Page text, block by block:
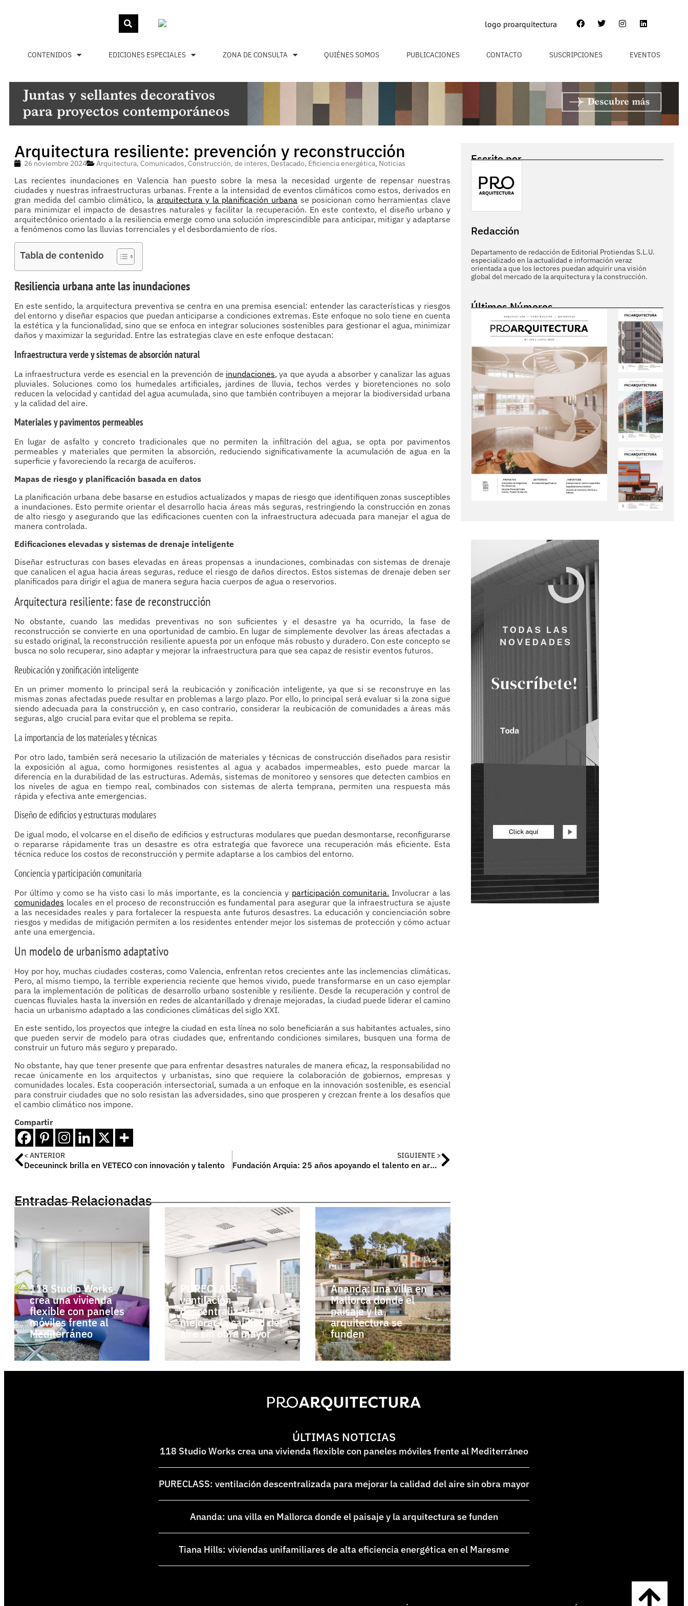
CONTENIDOS EDICIONES ESPECIALES ZONA DE CONSULTA QUIÉNES SOMOS PUBLICACIONES CONTACTO SUSCRIPCIONES EVENTOS
Arquitectura resiliente: prevención y reconstrucción
26 noviembre 2024 Arquitectura, Comunicados, Construcción, de interes, Destacado, Eficiencia energética, Noticias
Las recientes inundaciones en Valencia han puesto sobre la mesa la necesidad urgente de repensar nuestras
ciudades y nuestras infraestructuras urbanas. Frente a la intensidad de eventos climáticos como estos, derivados en
gran medida del cambio climático, la arquitectura y la planificación urbana se posicionan como herramientas clave
para minimizar el impacto de desastres naturales y facilitar la recuperación. En este contexto, el diseño urbano y
arquitectónico orientado a la resiliencia emerge como una solución imprescindible para anticipar, mitigar y adaptarse
a fenómenos como las lluvias torrenciales y el desbordamiento de ríos.
Tabla de contenido
Resiliencia urbana ante las inundaciones
En este sentido, la arquitectura preventiva se centra en una premisa esencial: entender las características y riesgos
del entorno y diseñar espacios que puedan anticiparse a condiciones extremas. Este enfoque no solo tiene en cuenta
la estética y la funcionalidad, sino que se enfoca en integrar soluciones sostenibles para gestionar el agua, minimizar
daños y maximizar la seguridad. Entre las estrategias clave en este enfoque destacan:
Infraestructura verde y sistemas de absorción natural
La infraestructura verde es esencial en la prevención de inundaciones, ya que ayuda a absorber y canalizar las aguas
pluviales. Soluciones como los humedales artificiales, jardines de lluvia, techos verdes y bioretenciones no solo
reducen la velocidad y cantidad del agua acumulada, sino que también contribuyen a mejorar la biodiversidad urbana
y la calidad del aire.
Materiales y pavimentos permeables
En lugar de asfalto y concreto tradicionales que no permiten la infiltración del agua, se opta por pavimentos
permeables y materiales que permiten la absorción, reduciendo significativamente la acumulación de agua en la
superficie y favoreciendo la recarga de acuíferos.
Mapas de riesgo y planificación basada en datos
La planificación urbana debe basarse en estudios actualizados y mapas de riesgo que identifiquen zonas susceptibles
a inundaciones. Esto permite orientar el desarrollo hacia áreas más seguras, restringiendo la construcción en zonas
de alto riesgo y asegurando que las edificaciones cuenten con la infraestructura adecuada para manejar el agua de
manera controlada.
Edificaciones elevadas y sistemas de drenaje inteligente
Diseñar estructuras con bases elevadas en áreas propensas a inundaciones, combinadas con sistemas de drenaje
que canalicen el agua hacia áreas seguras, reduce el riesgo de daños directos. Estos sistemas de drenaje deben ser
planificados para dirigir el agua de manera segura hacia cuerpos de agua o reservorios.
Arquitectura resiliente: fase de reconstrucción
No obstante, cuando las medidas preventivas no son suficientes y el desastre ya ha ocurrido, la fase de
reconstrucción se convierte en una oportunidad de cambio. En lugar de simplemente devolver las áreas afectadas a
su estado original, la reconstrucción resiliente apuesta por un enfoque más robusto y duradero. Con este concepto se
busca no solo recuperar, sino adaptar y mejorar la infraestructura para que sea capaz de resistir eventos futuros.
Reubicación y zonificación inteligente
En un primer momento lo principal será la reubicación y zonificación inteligente, ya que si se reconstruye en las
mismas zonas afectadas puede resultar en problemas a largo plazo. Por ello, lo principal será evaluar si la zona sigue
siendo adecuada para la construcción y, en caso contrario, considerar la reubicación de comunidades a áreas más
seguras, algo crucial para evitar que el problema se repita.
La importancia de los materiales y técnicas
Por otro lado, también será necesario la utilización de materiales y técnicas de construcción diseñados para resistir
la exposición al agua, como hormigones resistentes al agua y acabados impermeables, esto puede marcar la
diferencia en la durabilidad de las estructuras. Además, sistemas de monitoreo y sensores que detecten cambios en
los niveles de agua en tiempo real, combinados con sistemas de alerta temprana, permiten una respuesta más
rápida y efectiva ante emergencias.
Diseño de edificios y estructuras modulares
De igual modo, el volcarse en el diseño de edificios y estructuras modulares que puedan desmontarse, reconfigurarse
o repararse rápidamente tras un desastre es otra estrategia que favorece una recuperación más eficiente. Esta
técnica reduce los costos de reconstrucción y permite adaptarse a los cambios del entorno.
Conciencia y participación comunitaria
Por último y como se ha visto casi lo más importante, es la conciencia y participación comunitaria. Involucrar a las
comunidades locales en el proceso de reconstrucción es fundamental para asegurar que la infraestructura se ajuste
a las necesidades reales y para fortalecer la respuesta ante futuros desastres. La educación y concienciación sobre
riesgos y medidas de mitigación permiten a los residentes entender mejor los sistemas de protección y cómo actuar
ante una emergencia.
Un modelo de urbanismo adaptativo
Hoy por hoy, muchas ciudades costeras, como Valencia, enfrentan retos crecientes ante las inclemencias climáticas.
Pero, al mismo tiempo, la terrible experiencia reciente que hemos vivido, puede transformarse en un caso ejemplar
para la implementación de políticas de desarrollo urbano sostenible y resiliente. Desde la recuperación y control de
cuencas fluviales hasta la inversión en redes de alcantarillado y drenaje mejoradas, la ciudad puede liderar el camino
hacia un urbanismo adaptado a las condiciones climáticas del siglo XXI.
En este sentido, los proyectos que integre la ciudad en esta línea no solo beneficiarán a sus habitantes actuales, sino
que pueden servir de modelo para otras ciudades que, enfrentando condiciones similares, busquen una forma de
construir un futuro más seguro y preparado.
No obstante, hay que tener presente que para enfrentar desastres naturales de manera eficaz, la responsabilidad no
recae únicamente en los arquitectos y urbanistas, sino que requiere la colaboración de gobiernos, empresas y
comunidades locales. Esta cooperación intersectorial, sumada a un enfoque en la innovación sostenible, es esencial
para construir ciudades que no solo resistan las adversidades, sino que prosperen y crezcan frente a los desafíos que
el cambio climático nos impone.
Compartir
< ANTERIOR
Deceuninck brilla en VETECO con innovación y talento
SIGUIENTE >
Fundación Arquia: 25 años apoyando el talento en arquitectura
Entradas Relacionadas
118 Studio Works
crea una vivienda
flexible con paneles
móviles frente al
Mediterráneo
PURECLASS:
ventilación
descentralizada para
mejorar la calidad del
aire sin obra mayor
Ananda: una villa en
Mallorca donde el
paisaje y la
arquitectura se
funden
Escrito por
Redacción
Departamento de redacción de Editorial Protiendas S.L.U.
especializado en la actualidad e información veraz
orientada a que los lectores puedan adquirir una visión
global del mercado de la arquitectura y la construcción.
Últimos Números
ÚLTIMAS NOTICIAS
118 Studio Works crea una vivienda flexible con paneles móviles frente al Mediterráneo
PURECLASS: ventilación descentralizada para mejorar la calidad del aire sin obra mayor
Ananda: una villa en Mallorca donde el paisaje y la arquitectura se funden
Tiana Hills: viviendas unifamiliares de alta eficiencia energética en el Maresme